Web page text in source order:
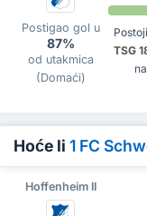
Postigao gol u
87%
od utakmica
(Domaći)
Postoji
TSG
Hoće li 1 FC
Hoffenheim II